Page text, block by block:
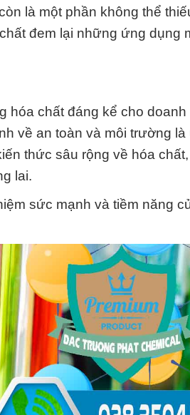
là một phần không thể
đem lại những ứng dụng
hóa chất đáng kể cho doanh
về an toàn và môi trường là
thức sâu rộng về hóa
lai.
sức mạnh và tiềm năng